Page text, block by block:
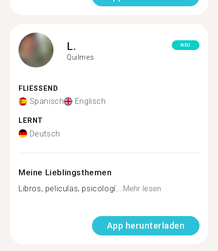
L.
Quilmes
NEU
FLIESSEND
Spanisch Englisch
LERNT
Deutsch
Meine Lieblingsthemen
Libros, peliculas, psicologí... Mehr lesen
App herunterladen